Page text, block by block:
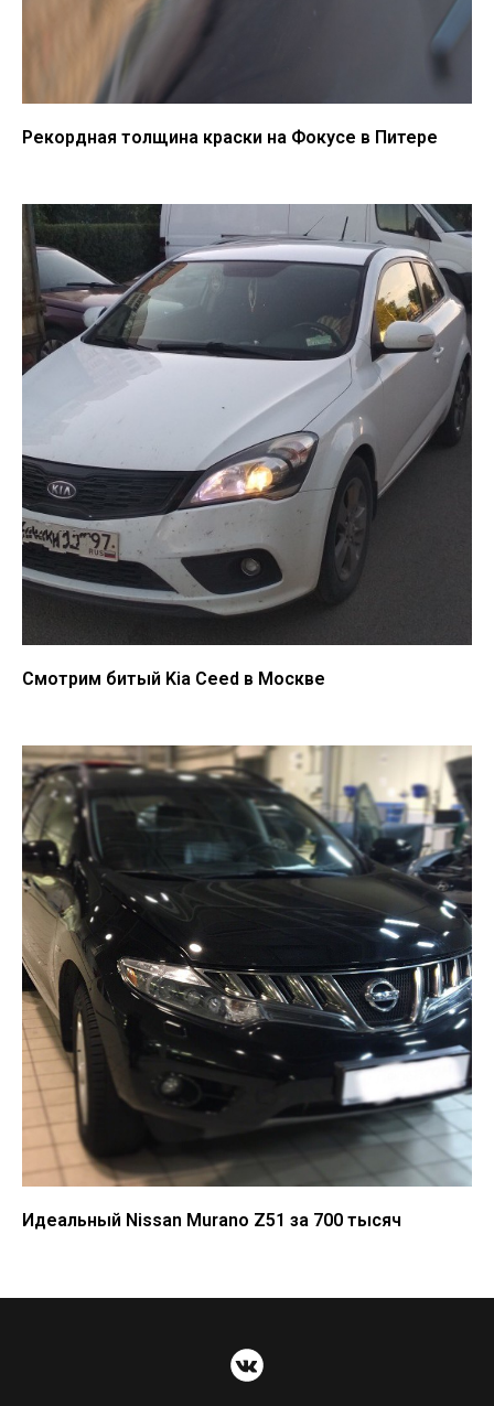
Рекордная толщина краски на Фокусе в Питере
Смотрим битый Kia Ceed в Москве
Идеальный Nissan Murano Z51 за 700 тысяч